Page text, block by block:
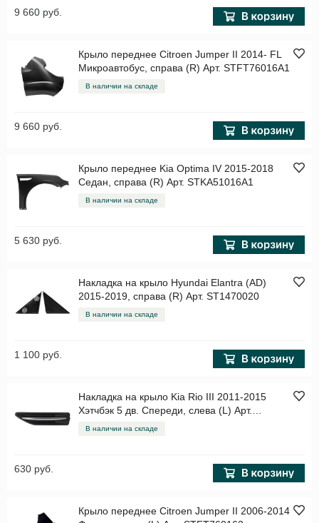
9 660 руб.
Крыло переднее Citroen Jumper II 2014- FL
Микроавтобус, справа (R) Арт. STFT76016A1
В наличии на складе
9 660 руб.
Крыло переднее Kia Optima IV 2015-2018
Седан, справа (R) Арт. STKA51016A1
В наличии на складе
5 630 руб.
Накладка на крыло Hyundai Elantra (AD)
2015-2019, справа (R) Арт. ST1470020
В наличии на складе
1 100 руб.
Накладка на крыло Kia Rio III 2011-2015
Хэтчбэк 5 дв. Спереди, слева (L) Арт.
STKA47016M2
В наличии на складе
630 руб.
Крыло переднее Citroen Jumper II 2006-2014